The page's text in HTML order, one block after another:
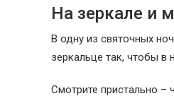
На зеркале и
В одну из святочных
зеркальце так, чтобы в
Смотрите пристально –